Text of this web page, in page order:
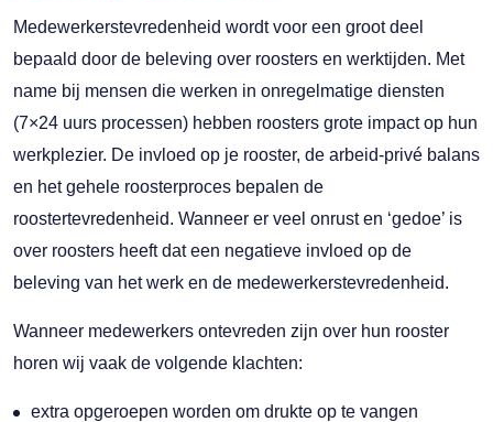
Medewerkerstevredenheid wordt voor een groot deel
bepaald door de beleving over roosters en werktijden. Met
name bij mensen die werken in onregelmatige diensten
(7×24 uurs processen) hebben roosters grote impact op hun
werkplezier. De invloed op je rooster, de arbeid-privé balans
en het gehele roosterproces bepalen de
roostertevredenheid. Wanneer er veel onrust en ‘gedoe’ is
over roosters heeft dat een negatieve invloed op de
beleving van het werk en de medewerkerstevredenheid.
Wanneer medewerkers ontevreden zijn over hun rooster
horen wij vaak de volgende klachten:
extra opgeroepen worden om drukte op te vangen